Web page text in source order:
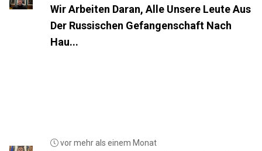
Wir Arbeiten Daran, Alle Unsere Leute Aus
Der Russischen Gefangenschaft Nach
Hau...
vor mehr als einem Monat